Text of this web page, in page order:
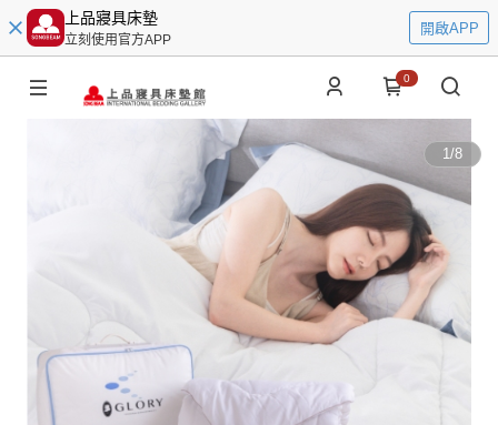
上品寢具床墊
立刻使用官方APP
開啟APP
0
1/8